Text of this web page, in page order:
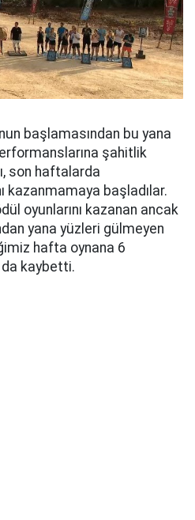
başlamasından bu yana
şahitlik
son haftalarda
kazanmamaya başladılar.
oyunlarını kazanan ancak
yana yüzleri gülmeyen
hafta oynana 6
da kaybetti.